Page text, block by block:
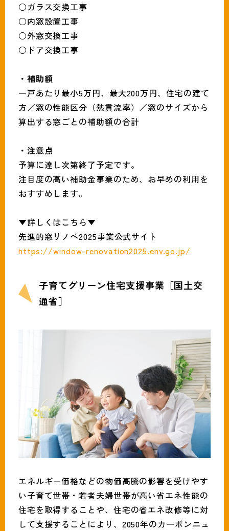
○ガラス交換工事
○内窓設置工事
○外窓交換工事
○ドア交換工事
・補助額
一戸あたり最小5万円、最大200万円、住宅の建て
方／窓の性能区分（熱貫流率）／窓のサイズから
算出する窓ごとの補助額の合計
・注意点
予算に達し次第終了予定です。
注目度の高い補助金事業のため、お早めの利用を
おすすめします。
▼詳しくはこちら▼
先進的窓リノベ2025事業公式サイト
https://window-renovation2025.env.go.jp/
子育てグリーン住宅支援事業［国土交
通省］
エネルギー価格などの物価高騰の影響を受けやす
い子育て世帯・若者夫婦世帯が高い省エネ性能の
住宅を取得することや、住宅の省エネ改修等に対
して支援することにより、2050年のカーボンニュ